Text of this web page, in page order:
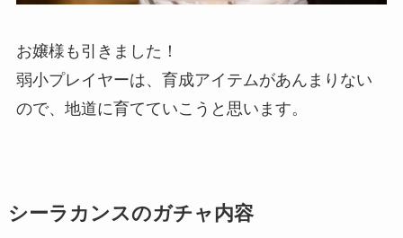
お嬢様も引きました！
弱小プレイヤーは、育成アイテムがあんまりない
ので、地道に育てていこうと思います。
シーラカンスのガチャ内容